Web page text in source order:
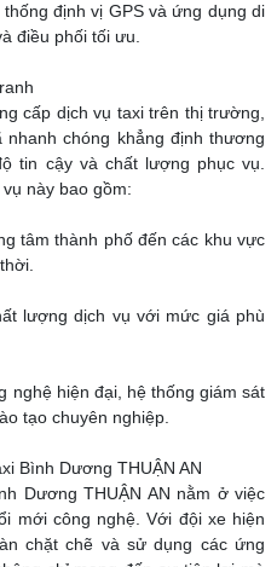
định vị GPS và ứng dụng di
điều phối tối ưu.
cấp dịch vụ taxi trên thị trường,
nhanh chóng khẳng định thương
tin cậy và chất lượng phục vụ.
này bao gồm:
tâm thành phố đến các khu vực
lượng dịch vụ với mức giá phù
nghệ hiện đại, hệ thống giám sát
tạo chuyên nghiệp.
Bình Dương THUẬN AN
Dương THUẬN AN nằm ở việc
mới công nghệ. Với đội xe hiện
chặt chẽ và sử dụng các ứng